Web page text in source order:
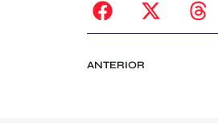
ANTERIOR